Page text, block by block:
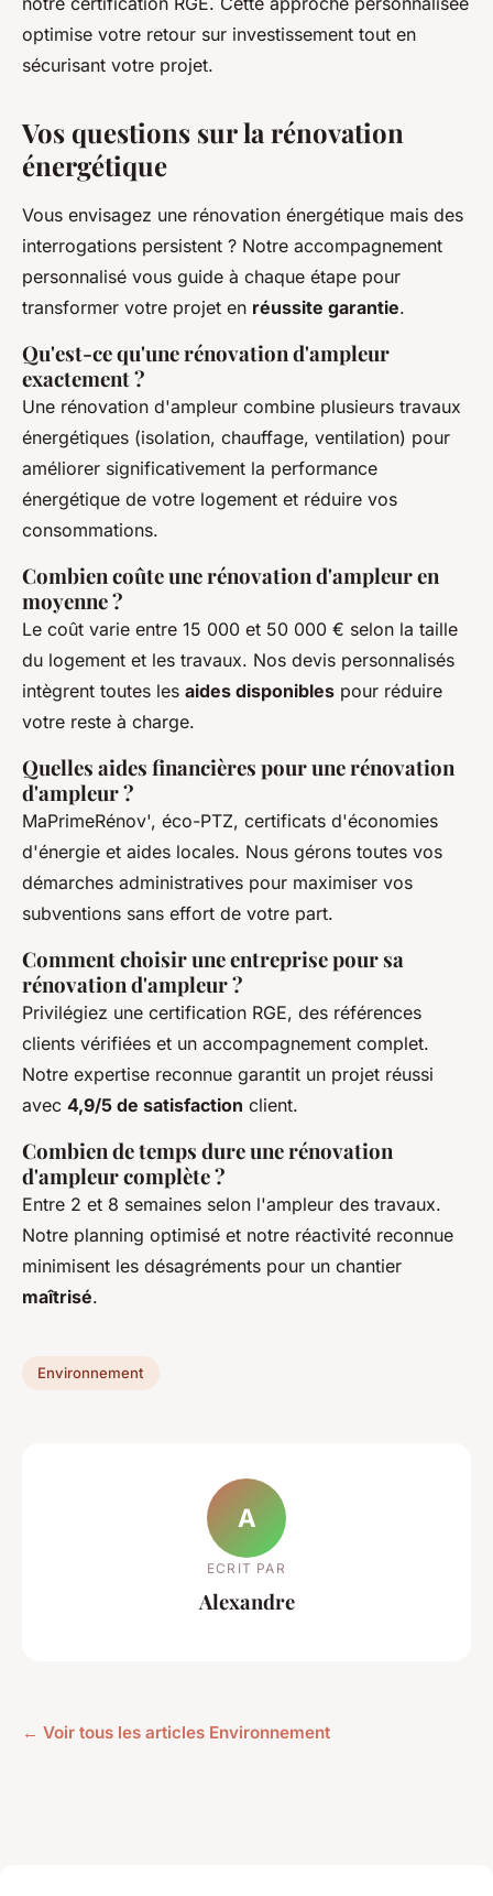
optimise votre retour sur investissement tout en
sécurisant votre projet.
Vos questions sur la rénovation
énergétique
Vous envisagez une rénovation énergétique mais des
interrogations persistent ? Notre accompagnement
personnalisé vous guide à chaque étape pour
transformer votre projet en réussite garantie.
Qu'est-ce qu'une rénovation d'ampleur
exactement ?
Une rénovation d'ampleur combine plusieurs travaux
énergétiques (isolation, chauffage, ventilation) pour
améliorer significativement la performance
énergétique de votre logement et réduire vos
consommations.
Combien coûte une rénovation d'ampleur en
moyenne ?
Le coût varie entre 15 000 et 50 000 € selon la taille
du logement et les travaux. Nos devis personnalisés
intègrent toutes les aides disponibles pour réduire
votre reste à charge.
Quelles aides financières pour une rénovation
d'ampleur ?
MaPrimeRénov', éco-PTZ, certificats d'économies
d'énergie et aides locales. Nous gérons toutes vos
démarches administratives pour maximiser vos
subventions sans effort de votre part.
Comment choisir une entreprise pour sa
rénovation d'ampleur ?
Privilégiez une certification RGE, des références
clients vérifiées et un accompagnement complet.
Notre expertise reconnue garantit un projet réussi
avec 4,9/5 de satisfaction client.
Combien de temps dure une rénovation
d'ampleur complète ?
Entre 2 et 8 semaines selon l'ampleur des travaux.
Notre planning optimisé et notre réactivité reconnue
minimisent les désagréments pour un chantier
maîtrisé.
Environnement
A
ECRIT PAR
Alexandre
← Voir tous les articles Environnement